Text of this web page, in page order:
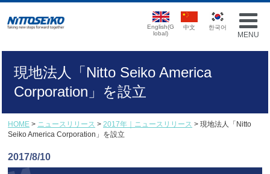
MENU
English(G
lobal)
中文 한국어
現地法人「Nitto Seiko America
Corporation」を設立
HOME > ニュースリリース > 2017年｜ニュースリリース > 現地法人「Nitto
Seiko America Corporation」を設立
2017/8/10